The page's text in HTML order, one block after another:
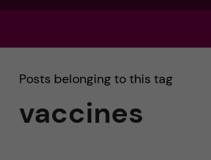
t
m
Posts belonging to this tag
vaccines